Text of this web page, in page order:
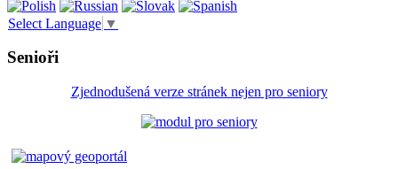
Select Language ▼
Senioři
Zjednodušená verze stránek nejen pro seniory